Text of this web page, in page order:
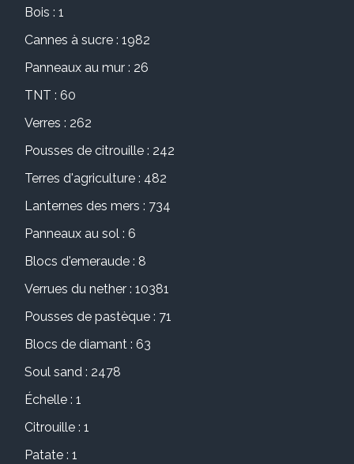
Bois : 1
Cannes à sucre : 1982
Panneaux au mur : 26
TNT : 60
Verres : 262
Pousses de citrouille : 242
Terres d'agriculture : 482
Lanternes des mers : 734
Panneaux au sol : 6
Blocs d'emeraude : 8
Verrues du nether : 10381
Pousses de pastèque : 71
Blocs de diamant : 63
Soul sand : 2478
Échelle : 1
Citrouille : 1
Patate : 1